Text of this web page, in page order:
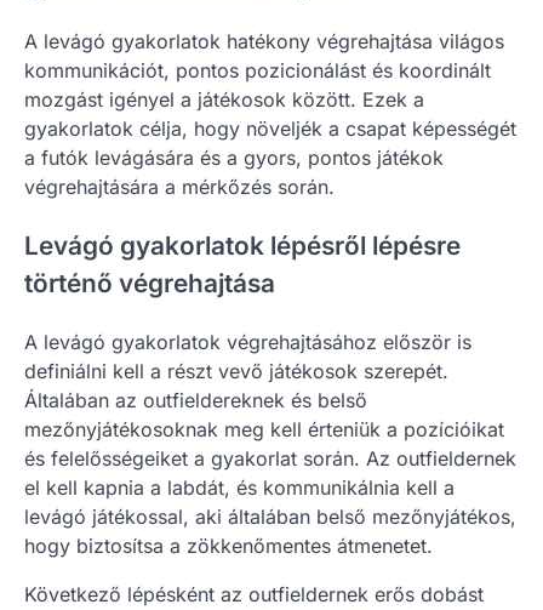
A levágó gyakorlatok hatékony végrehajtása világos
kommunikációt, pontos pozicionálást és koordinált
mozgást igényel a játékosok között. Ezek a
gyakorlatok célja, hogy növeljék a csapat képességét
a futók levágására és a gyors, pontos játékok
végrehajtására a mérkőzés során.
Levágó gyakorlatok lépésről lépésre
történő végrehajtása
A levágó gyakorlatok végrehajtásához először is
definiálni kell a részt vevő játékosok szerepét.
Általában az outfieldereknek és belső
mezőnyjátékosoknak meg kell érteniük a pozícióikat
és felelősségeiket a gyakorlat során. Az outfieldernek
el kell kapnia a labdát, és kommunikálnia kell a
levágó játékossal, aki általában belső mezőnyjátékos,
hogy biztosítsa a zökkenőmentes átmenetet.
Következő lépésként az outfieldernek erős dobást